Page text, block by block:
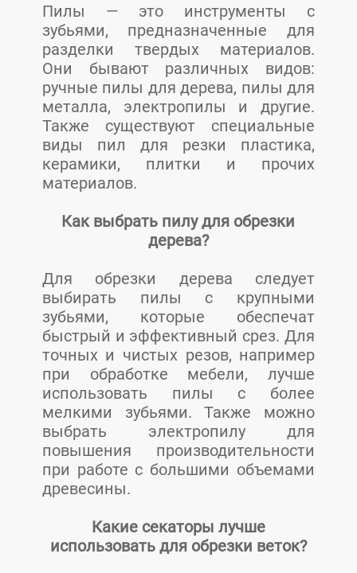
Пилы — это инструменты с
зубьями, предназначенные для
разделки твердых материалов.
Они бывают различных видов:
ручные пилы для дерева, пилы для
металла, электропилы и другие.
Также существуют специальные
виды пил для резки пластика,
керамики, плитки и прочих
материалов.
Как выбрать пилу для обрезки
дерева?
Для обрезки дерева следует
выбирать пилы с крупными
зубьями, которые обеспечат
быстрый и эффективный срез. Для
точных и чистых резов, например
при обработке мебели, лучше
использовать пилы с более
мелкими зубьями. Также можно
выбрать электропилу для
повышения производительности
при работе с большими объемами
древесины.
Какие секаторы лучше
использовать для обрезки веток?